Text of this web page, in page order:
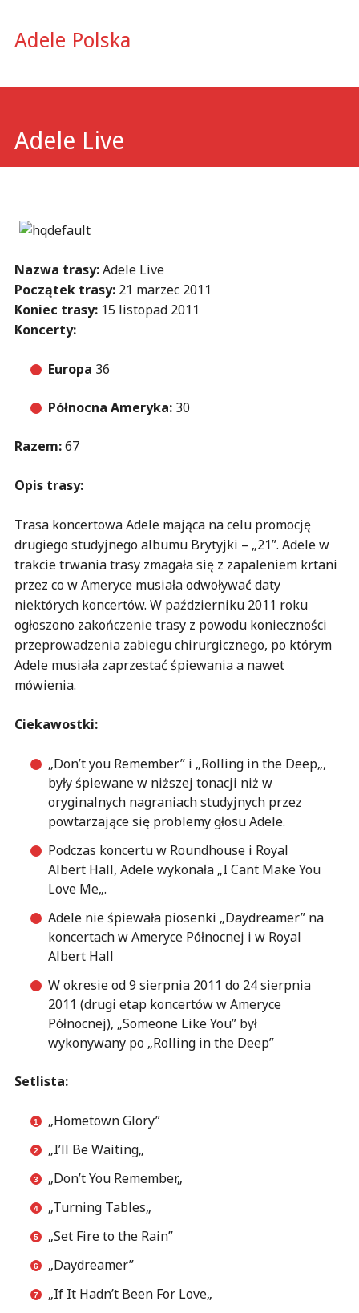
Adele Polska
Adele Live
Nazwa trasy:Adele Live
Początek trasy:21 marzec 2011
Koniec trasy:15 listopad 2011
Koncerty:
Europa 36
Północna Ameryka:30
Razem:67
Opis trasy:
Trasa koncertowa Adele mająca na celu promocję
drugiego studyjnego albumu Brytyjki – „21”. Adele w
trakcie trwania trasy zmagała się z zapaleniem krtani
przez co w Ameryce musiała odwoływać daty
niektórych koncertów. W październiku 2011 roku
ogłoszono zakończenie trasy z powodu konieczności
przeprowadzenia zabiegu chirurgicznego, po którym
Adele musiała zaprzestać śpiewania a nawet
mówienia.
Ciekawostki:
„Don’t you Remember” i „Rolling inthe Deep„,
byłyśpiewane w niższej tonacji niż w
oryginalnych nagraniachstudyjnych przez
powtarzające się problemygłosuAdele.
Podczas koncertu w Roundhouse i Royal
Albert Hall, Adelewykonała „I Cant Make You
Love Me„.
Adele nie śpiewała piosenki „Daydreamer” na
koncertach w Ameryce Północnej i w Royal
Albert Hall
W okresie od 9 sierpnia 2011 do 24 sierpnia
2011 (drugi etap koncertów w Ameryce
Północnej), „Someone Like You” był
wykonywany po „Rolling in the Deep”
Setlista:
„Hometown Glory”
„I’ll Be Waiting„
„Don’t You Remember„
„Turning Tables„
„Set Fire to the Rain”
„Daydreamer”
„If It Hadn’t Been For Love„
dowiedz się więcej.